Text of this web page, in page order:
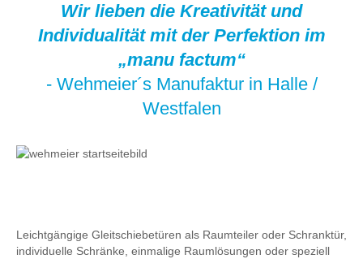
Wir lieben die Kreativität und
Individualität mit der Perfektion im
„manu factum“
- Wehmeier´s Manufaktur in Halle /
Westfalen
Leichtgängige Gleitschiebetüren als Raumteiler oder Schranktür,
individuelle Schränke, einmalige Raumlösungen oder speziell